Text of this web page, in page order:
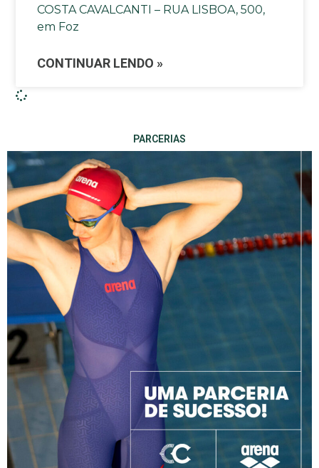
COSTA CAVALCANTI – RUA LISBOA, 500,
em Foz
CONTINUAR LENDO »
PARCERIAS